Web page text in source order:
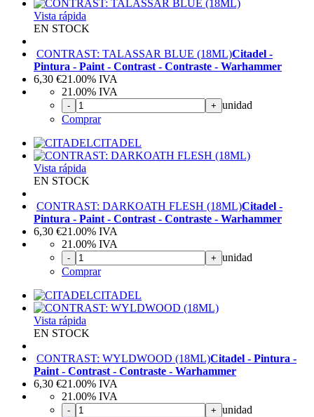
Vista rápida
EN STOCK
CONTRAST: TALASSAR BLUE (18ML)Citadel -
Pintura - Paint - Contrast - Contraste - Warhammer
6,30 €21.00% IVA
21.00% IVA
- + unidad
Comprar
CITADEL
Vista rápida
EN STOCK
CONTRAST: DARKOATH FLESH (18ML)Citadel -
Pintura - Paint - Contrast - Contraste - Warhammer
6,30 €21.00% IVA
21.00% IVA
- + unidad
Comprar
CITADEL
Vista rápida
EN STOCK
CONTRAST: WYLDWOOD (18ML)Citadel - Pintura -
Paint - Contrast - Contraste - Warhammer
6,30 €21.00% IVA
21.00% IVA
- + unidad